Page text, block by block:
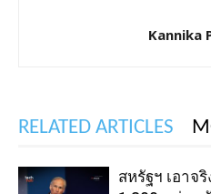
Kannika
RELATED ARTICLES
สหรัฐฯ เอาจ